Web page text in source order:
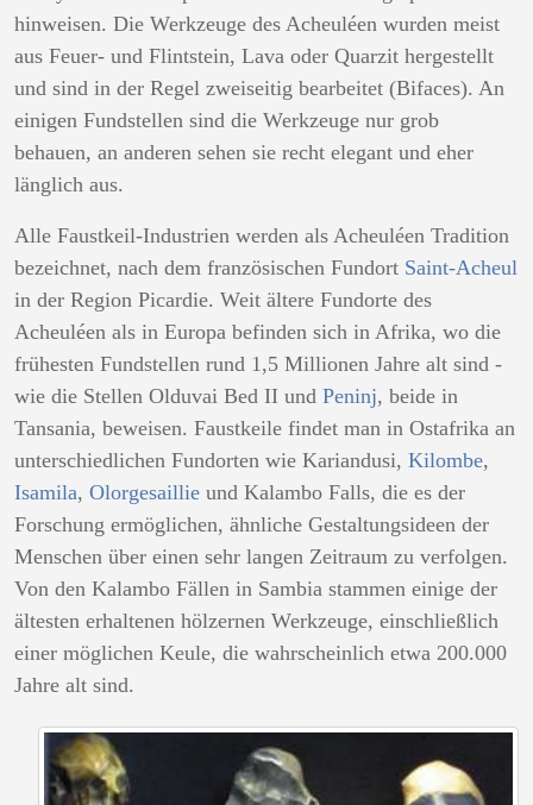
hinweisen. Die Werkzeuge des Acheuléen wurden meist
aus Feuer- und Flintstein, Lava oder Quarzit hergestellt
und sind in der Regel zweiseitig bearbeitet (Bifaces). An
einigen Fundstellen sind die Werkzeuge nur grob
behauen, an anderen sehen sie recht elegant und eher
länglich aus.
Alle Faustkeil-Industrien werden als Acheuléen Tradition
bezeichnet, nach dem französischen Fundort Saint-Acheul
in der Region Picardie. Weit ältere Fundorte des
Acheuléen als in Europa befinden sich in Afrika, wo die
frühesten Fundstellen rund 1,5 Millionen Jahre alt sind -
wie die Stellen Olduvai Bed II und Peninj, beide in
Tansania, beweisen. Faustkeile findet man in Ostafrika an
unterschiedlichen Fundorten wie Kariandusi, Kilombe,
Isamila, Olorgesaillie und Kalambo Falls, die es der
Forschung ermöglichen, ähnliche Gestaltungsideen der
Menschen über einen sehr langen Zeitraum zu verfolgen.
Von den Kalambo Fällen in Sambia stammen einige der
ältesten erhaltenen hölzernen Werkzeuge, einschließlich
einer möglichen Keule, die wahrscheinlich etwa 200.000
Jahre alt sind.